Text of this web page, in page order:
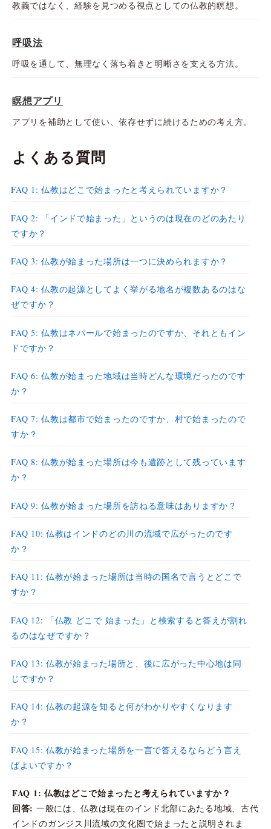
教義ではなく、経験を見つめる視点としての仏教的瞑想。
呼吸法
呼吸を通して、無理なく落ち着きと明晰さを支える方法。
瞑想アプリ
アプリを補助として使い、依存せずに続けるための考え方。
よくある質問
FAQ 1: 仏教はどこで始まったと考えられていますか？
FAQ 2: 「インドで始まった」というのは現在のどのあたり
ですか？
FAQ 3: 仏教が始まった場所は一つに決められますか？
FAQ 4: 仏教の起源としてよく挙がる地名が複数あるのはな
ぜですか？
FAQ 5: 仏教はネパールで始まったのですか、それともイン
ドですか？
FAQ 6: 仏教が始まった地域は当時どんな環境だったのです
か？
FAQ 7: 仏教は都市で始まったのですか、村で始まったので
すか？
FAQ 8: 仏教が始まった場所は今も遺跡として残っています
か？
FAQ 9: 仏教が始まった場所を訪ねる意味はありますか？
FAQ 10: 仏教はインドのどの川の流域で広がったのです
か？
FAQ 11: 仏教が始まった場所は当時の国名で言うとどこで
すか？
FAQ 12: 「仏教 どこで 始まった」と検索すると答えが割れ
るのはなぜですか？
FAQ 13: 仏教が始まった場所と、後に広がった中心地は同
じですか？
FAQ 14: 仏教の起源を知ると何がわかりやすくなります
か？
FAQ 15: 仏教が始まった場所を一言で答えるならどう言え
ばよいですか？
FAQ 1: 仏教はどこで始まったと考えられていますか？
回答: 一般には、仏教は現在のインド北部にあたる地域、古代
インドのガンジス川流域の文化圏で始まったと説明されま